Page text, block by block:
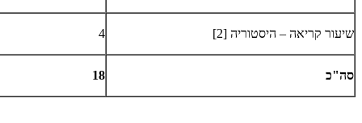
שיעור קריאה – היסטוריה [2] 4
סה"כ 18